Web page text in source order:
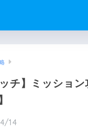
チ】ミッショ
14